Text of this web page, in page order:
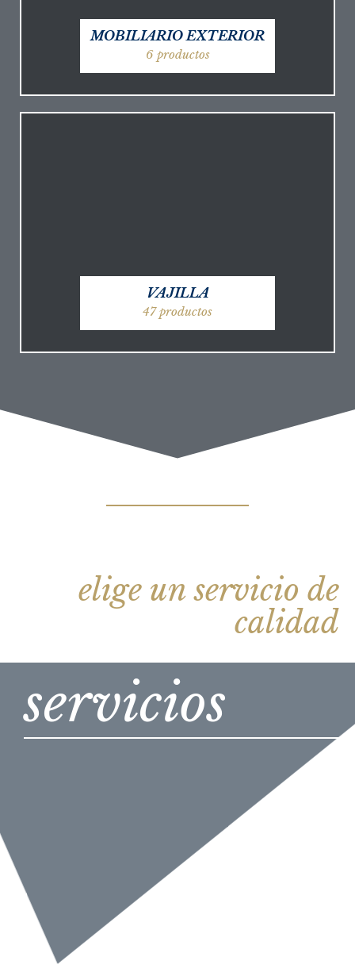
MOBILIARIO EXTERIOR
6 productos
VAJILLA
47 productos
elige un servicio de
calidad
servicios